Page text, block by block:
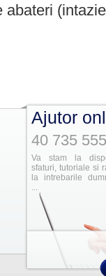
abateri
Ajutor
40 735
Va stam la
sfaturi, tutoriale si
la intrebarile
...